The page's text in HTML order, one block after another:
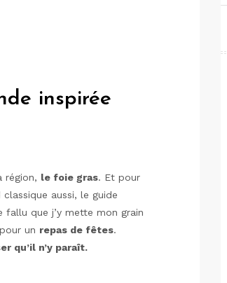
inspirée
région, le foie gras. Et pour
aussi, le guide
fallu que j’y mette mon grain
un repas de fêtes.
qu’il n’y paraît.